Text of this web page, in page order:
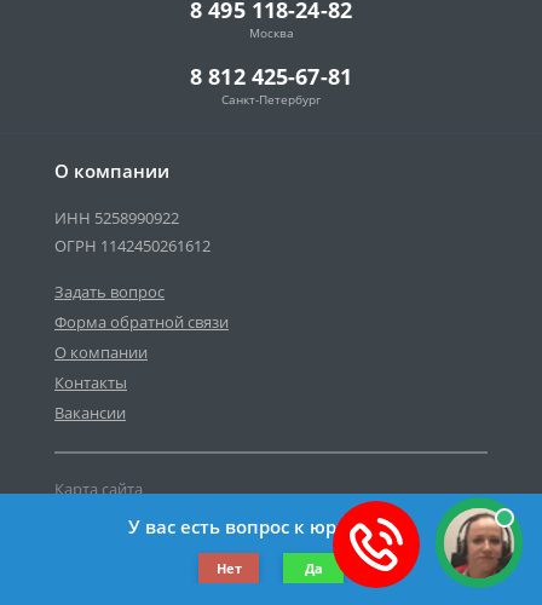
О компании
ИНН 5258990922
ОГРН 1142450261612
Задать вопрос
Форма обратной связи
О компании
Контакты
Вакансии
©2019-2026 Все права защищены.
Карта сайта
Политика персональных данных
8 495 118-24-82
Москва
8 812 425-67-81
Санкт-Петербург
У вас есть вопрос к юристу?
Нет Да